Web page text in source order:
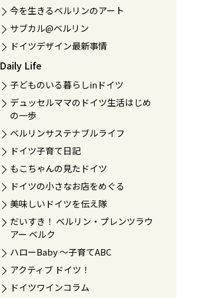
今を生きるベルリンのアート
サブカル@ベルリン
ドイツデザイン最新事情
Daily Life
子どものいる暮らしinドイツ
デュッセルママのドイツ生活はじめ
の一歩
ベルリンサステナブルライフ
ドイツ子育て日記
もこちゃんの見たドイツ
ドイツの小さなお店をめぐる
美味しいドイツを伝え隊
だいすき！ ベルリン・プレンツラウ
アー ベルク
ハローBaby 〜子育てABC
アクティブ ドイツ！
ドイツワインコラム